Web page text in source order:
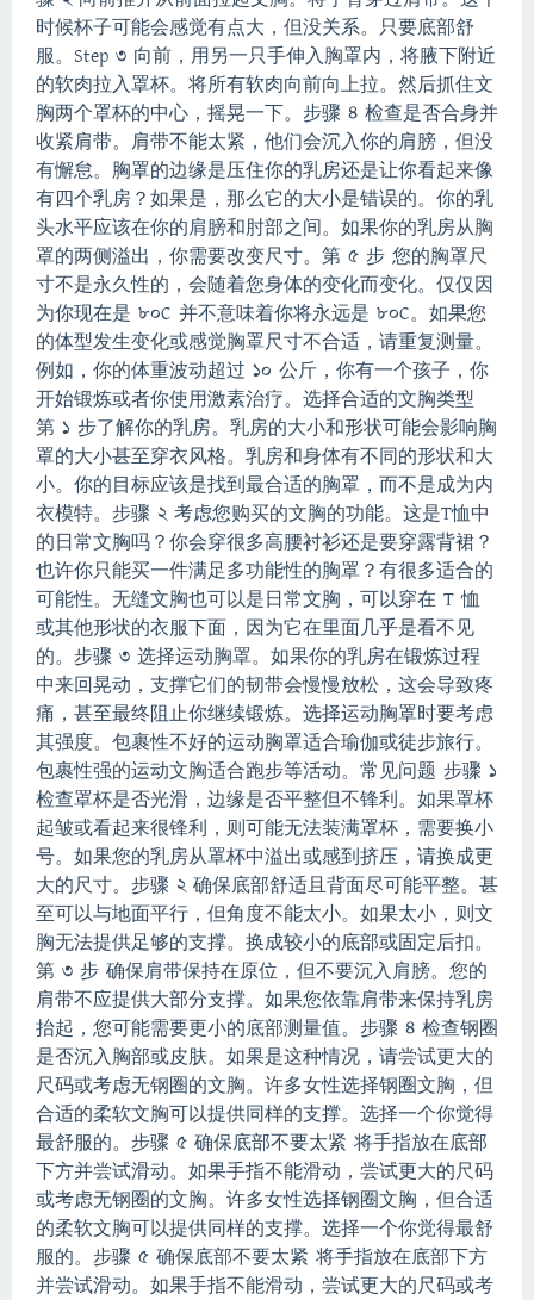
时候杯子可能会感觉有点大，但没关系。 只要底部舒
服。 Step 3 向前，用另一只手伸入胸罩内，将腋下附近
的软肉拉入罩杯。 将所有软肉向前向上拉。 然后抓住文
胸两个罩杯的中心，摇晃一下。 步骤 4 检查是否合身并
收紧肩带。 肩带不能太紧， 他们会沉入你的肩膀，但没
有懈怠。 胸罩的边缘是压住你的乳房还是让你看起来像
有四个乳房？如果是，那么它的大小是错误的。 你的乳
头水平应该在你的肩膀和肘部之间。 如果你的乳房从胸
罩的两侧溢出，你需要改变尺寸。 第 5 步 您的胸罩尺
寸不是永久性的，会随着您身体的变化而变化。 仅仅因
为你现在是 80C 并不意味着你将永远是 80C。 如果您
的体型发生变化或感觉胸罩尺寸不合适，请重复测量。
例如，你的体重波动超过 10 公斤，你有一个孩子，你
开始锻炼或者你使用激素治疗。 选择合适的文胸类型
第 1 步了解你的乳房。 乳房的大小和形状可能会影响胸
罩的大小甚至穿衣风格。 乳房和身体有不同的形状和大
小。 你的目标应该是找到最合适的胸罩，而不是成为内
衣模特。 步骤 2 考虑您购买的文胸的功能。 这是T恤中
的日常文胸吗？你会穿很多高腰衬衫还是要穿露背裙？
也许你只能买一件满足多功能性的胸罩？有很多适合的
可能性。 无缝文胸也可以是日常文胸，可以穿在 T 恤
或其他形状的衣服下面，因为它在里面几乎是看不见
的。 步骤 3 选择运动胸罩。 如果你的乳房在锻炼过程
中来回晃动，支撑它们的韧带会慢慢放松，这会导致疼
痛，甚至最终阻止你继续锻炼。 选择运动胸罩时要考虑
其强度。 包裹性不好的运动胸罩适合瑜伽或徒步旅行。
包裹性强的运动文胸适合跑步等活动。 常见问题 步骤 1
检查罩杯是否光滑，边缘是否平整但不锋利。 如果罩杯
起皱或看起来很锋利，则可能无法装满罩杯，需要换小
号。 如果您的乳房从罩杯中溢出或感到挤压，请换成更
大的尺寸。 步骤 2 确保底部舒适且背面尽可能平整。 甚
至可以与地面平行，但角度不能太小。 如果太小，则文
胸无法提供足够的支撑。 换成较小的底部或固定后扣。
第 3 步 确保肩带保持在原位，但不要沉入肩膀。 您的
肩带不应提供大部分支撑。 如果您依靠肩带来保持乳房
抬起，您可能需要更小的底部测量值。 步骤 4 检查钢圈
是否沉入胸部或皮肤。 如果是这种情况，请尝试更大的
尺码或考虑无钢圈的文胸。 许多女性选择钢圈文胸，但
合适的柔软文胸可以提供同样的支撑。 选择一个你觉得
最舒服的。 步骤 5 确保底部不要太紧 将手指放在底部
下方并尝试滑动。 如果手指不能滑动， 尝试更大的尺码
或考虑无钢圈的文胸。 许多女性选择钢圈文胸，但合适
的柔软文胸可以提供同样的支撑。 选择一个你觉得最舒
服的。 步骤 5 确保底部不要太紧 将手指放在底部下方
并尝试滑动。 如果手指不能滑动， 尝试更大的尺码或考